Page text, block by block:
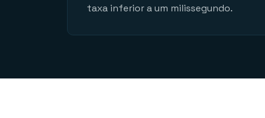
taxa inferior a um milissegundo.